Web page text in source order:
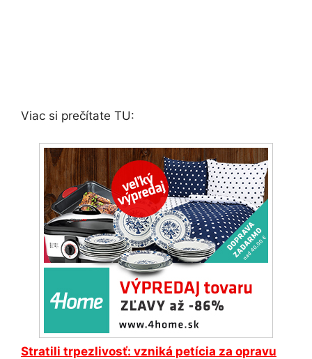
Viac si prečítate TU:
Stratili trpezlivosť: vzniká petícia za opravu